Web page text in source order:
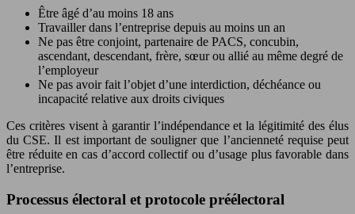
Être âgé d’au moins 18 ans
Travailler dans l’entreprise depuis au moins un an
Ne pas être conjoint, partenaire de PACS, concubin,
ascendant, descendant, frère, sœur ou allié au même degré de
l’employeur
Ne pas avoir fait l’objet d’une interdiction, déchéance ou
incapacité relative aux droits civiques
Ces critères visent à garantir l’indépendance et la légitimité des élus
du CSE. Il est important de souligner que l’ancienneté requise peut
être réduite en cas d’accord collectif ou d’usage plus favorable dans
l’entreprise.
Processus électoral et protocole préélectoral